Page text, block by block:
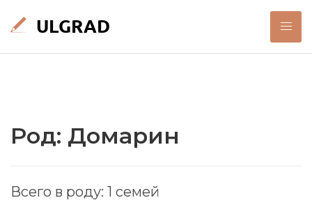
Род: Домарин
Всего в роду: 1 семей